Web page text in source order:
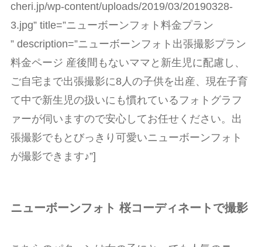
cheri.jp/wp-content/uploads/2019/03/20190328-
3.jpg” title=”ニューボーンフォト料金プラン
” description=”ニューボーンフォト出張撮影プラン
料金ページ 産後間もないママと新生児に配慮し、
ご自宅まで出張撮影に8人の子供を出産、現在子育
て中で新生児の扱いにも慣れているフォトグラフ
ァーが伺いますので安心してお任せください。出
張撮影でもとびっきり可愛いニューボーンフォト
が撮影できます♪”]
ニューボーンフォト 桜コーディネートで撮影